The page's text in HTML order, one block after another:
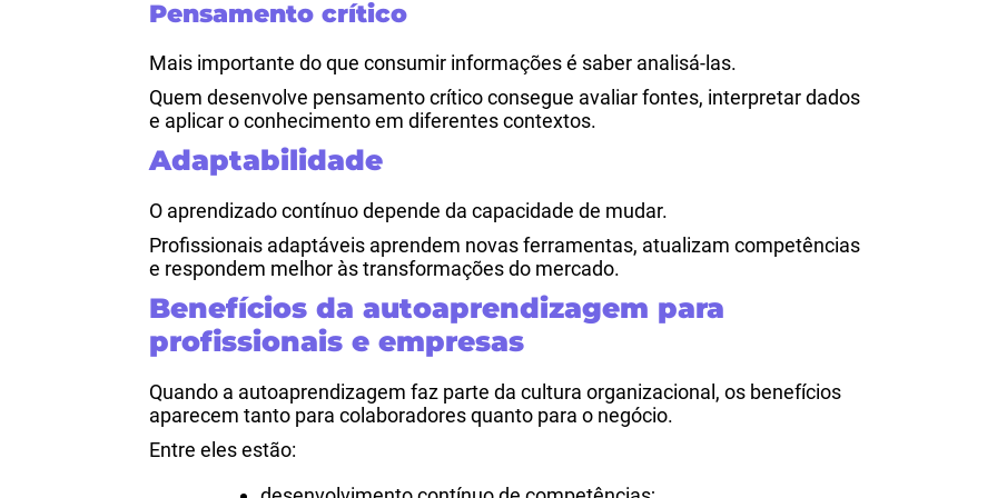
Pensamento crítico
Mais importante do que consumir informações é saber analisá-las.
Quem desenvolve pensamento crítico consegue avaliar fontes, interpretar dados
e aplicar o conhecimento em diferentes contextos.
Adaptabilidade
O aprendizado contínuo depende da capacidade de mudar.
Profissionais adaptáveis aprendem novas ferramentas, atualizam competências
e respondem melhor às transformações do mercado.
Benefícios da autoaprendizagem para
profissionais e empresas
Quando a autoaprendizagem faz parte da cultura organizacional, os benefícios
aparecem tanto para colaboradores quanto para o negócio.
Entre eles estão: